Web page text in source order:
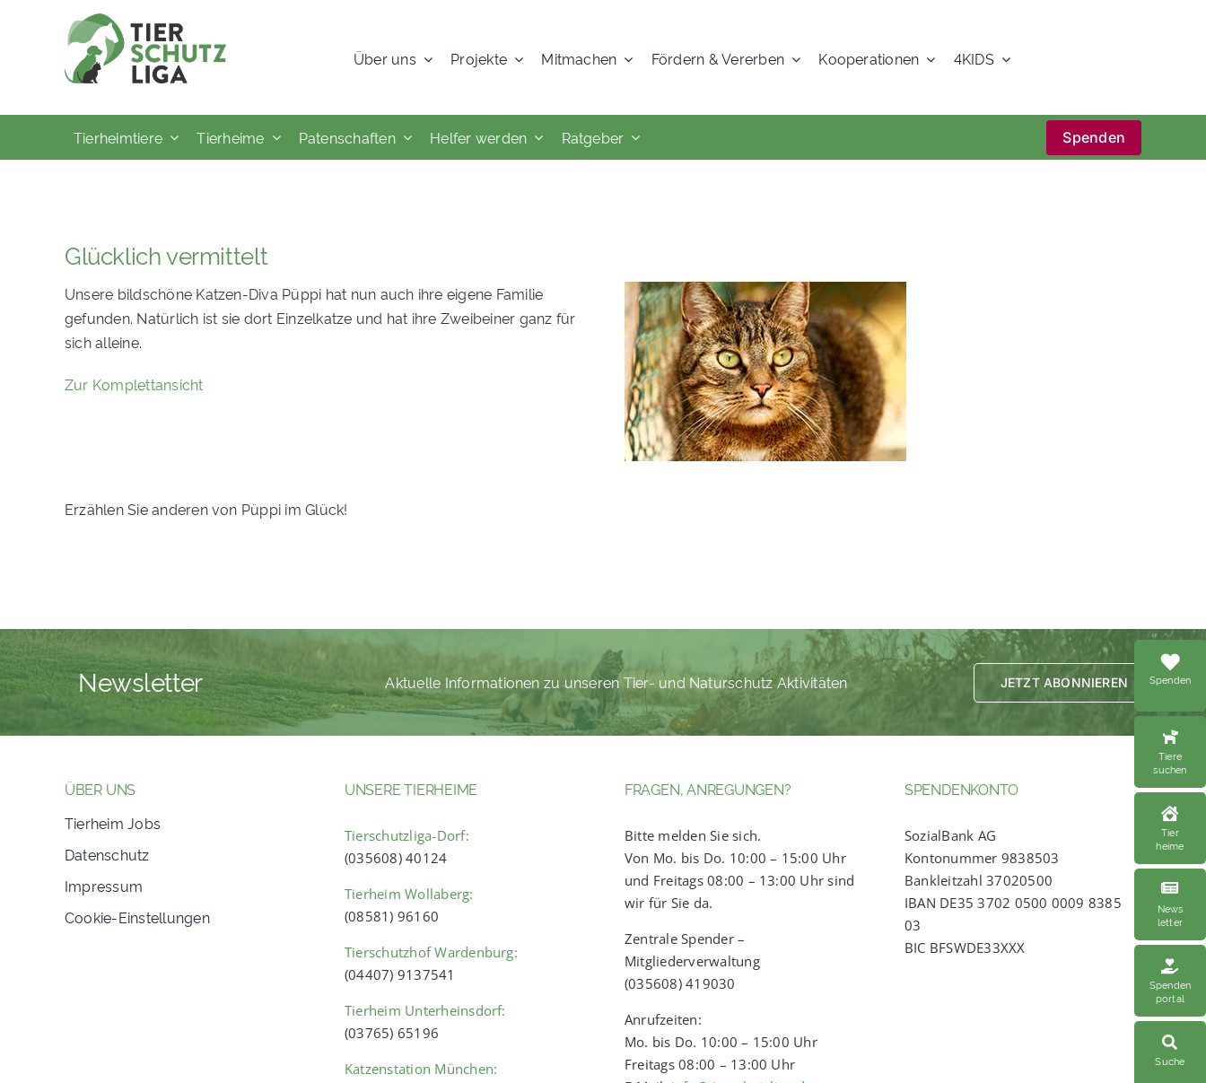
Über uns Projekte Mitmachen Fördern & Vererben Kooperationen 4KIDS
Tierheimtiere Tierheime Patenschaften Helfer werden Ratgeber Spenden
Spenden
Tiere
suchen
Tier
heime
News
letter
Spenden
portal
Suche
Glücklich vermittelt
Unsere bildschöne Katzen-Diva Püppi hat nun auch ihre eigene Familie
gefunden. Natürlich ist sie dort Einzelkatze und hat ihre Zweibeiner ganz für
sich alleine.
Zur Komplettansicht
Erzählen Sie anderen von Püppi im Glück!
Newsletter Aktuelle Informationen zu unseren Tier- und Naturschutz Aktivitäten JETZT ABONNIEREN
ÜBER UNS
Tierheim Jobs
Datenschutz
Impressum
Cookie-Einstellungen
UNSERE TIERHEIME
Tierschutzliga-Dorf:
(035608) 40124
Tierheim Wollaberg:
(08581) 96160
Tierschutzhof Wardenburg:
(04407) 9137541
Tierheim Unterheinsdorf:
(03765) 65196
Katzenstation München:
FRAGEN, ANREGUNGEN?
Bitte melden Sie sich.
Von Mo. bis Do. 10:00 – 15:00 Uhr
und Freitags 08:00 – 13:00 Uhr sind
wir für Sie da.
Zentrale Spender –
Mitgliederverwaltung
(035608) 419030
Anrufzeiten:
Mo. bis Do. 10:00 – 15:00 Uhr
Freitags 08:00 – 13:00 Uhr
SPENDENKONTO
SozialBank AG
Kontonummer 9838503
Bankleitzahl 37020500
IBAN DE35 3702 0500 0009 8385
03
BIC BFSWDE33XXX